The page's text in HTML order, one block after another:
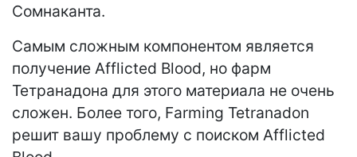
Сомнаканта.
Самым сложным компонентом является
получение Afflicted Blood, но фарм
Тетранадона для этого материала не очень
сложен. Более того, Farming Tetranadon
решит вашу проблему с поиском Afflicted